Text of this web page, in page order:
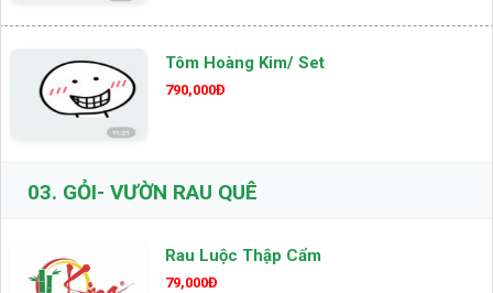
Tôm Hoàng Kim/ Set
790,000Đ
03. GỎI- VƯỜN RAU QUÊ
Rau Luộc Thập Cẩm
79,000Đ